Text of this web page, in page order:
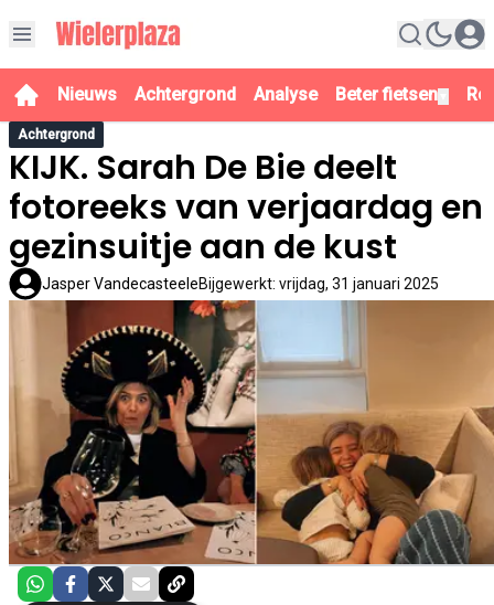
Nieuws Achtergrond Analyse Beter fietsen
Achtergrond
KIJK. Sarah De Bie deelt
fotoreeks van verjaardag en
gezinsuitje aan de kust
Jasper VandecasteeleBijgewerkt: vrijdag, 31 januari 2025